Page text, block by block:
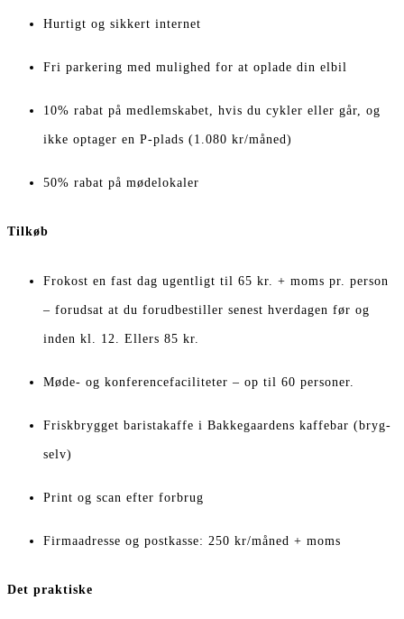
Hurtigt og sikkert internet
Fri parkering med mulighed for at oplade din elbil
10% rabat på medlemskabet, hvis du cykler eller går, og
ikke optager en P-plads (1.080 kr/måned)
50% rabat på mødelokaler
Tilkøb
Frokost en fast dag ugentligt til 65 kr. + moms pr. person
– forudsat at du forudbestiller senest hverdagen før og
inden kl. 12. Ellers 85 kr.
Møde- og konferencefaciliteter – op til 60 personer.
Friskbrygget baristakaffe i Bakkegaardens kaffebar (bryg-
selv)
Print og scan efter forbrug
Firmaadresse og postkasse: 250 kr/måned + moms
Det praktiske